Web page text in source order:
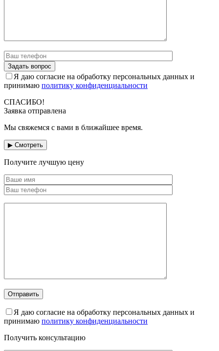
Я даю согласие на обработку персональных данных и
принимаю политику конфиденциальности
СПАСИБО!
Заявка отправлена
Мы свяжемся с вами в ближайшее время.
▶ Смотреть
Получите лучшую цену
Я даю согласие на обработку персональных данных и
принимаю политику конфиденциальности
Получить консультацию